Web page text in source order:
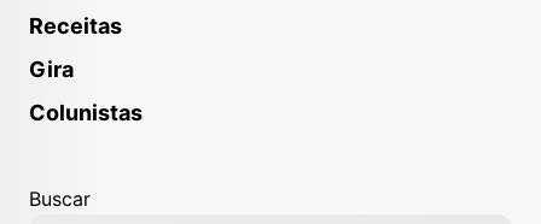
Receitas
Gira
Colunistas
Buscar